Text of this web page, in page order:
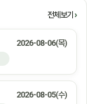
전체보기
2026-08-06(목)
2026-08-05(수)